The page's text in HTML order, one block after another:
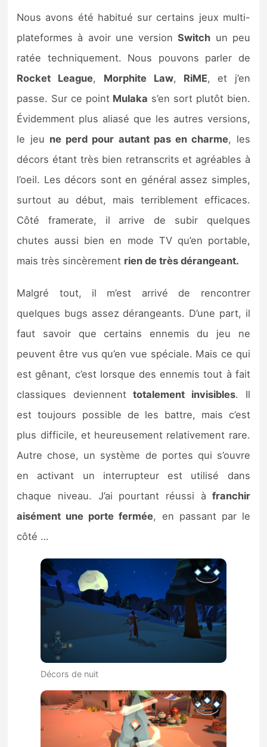
Nous avons été habitué sur certains jeux multi-
plateformes à avoir une versionSwitch un peu
ratée techniquement. Nous pouvons parler de
Rocket
League, Morphite Law, RiME, et j’en
passe. Sur ce point Mulaka s’en sort plutôt bien.
Évidemment plus aliasé que les autres versions,
le jeu ne perd pour autant pas en charme, les
décors étant très bien retranscrits et agréables à
l’oeil. Les décors sont en général assez simples,
surtout au début, mais terriblement efficaces.
Côté framerate, il arrive de subir quelques
chutes aussi bien en mode TV qu’en portable,
mais très sincèrement rien de très dérangeant.
Malgré tout, il m’est arrivé de rencontrer
quelques bugs assez dérangeants. D’une part, il
faut savoir que certains ennemis du jeu ne
peuvent être vus qu’en vue spéciale. Mais ce qui
est gênant, c’est lorsque des ennemis tout à fait
classiques deviennenttotalement invisibles. Il
est toujours possible de les battre, mais c’est
plus difficile, et heureusement relativement rare.
Autre chose, un système de portes qui s’ouvre
en activant un interrupteur est utilisé dans
chaque niveau. J’ai pourtant réussi à franchir
aisément une porte fermée, en passant par le
côté …
Décors de nuit